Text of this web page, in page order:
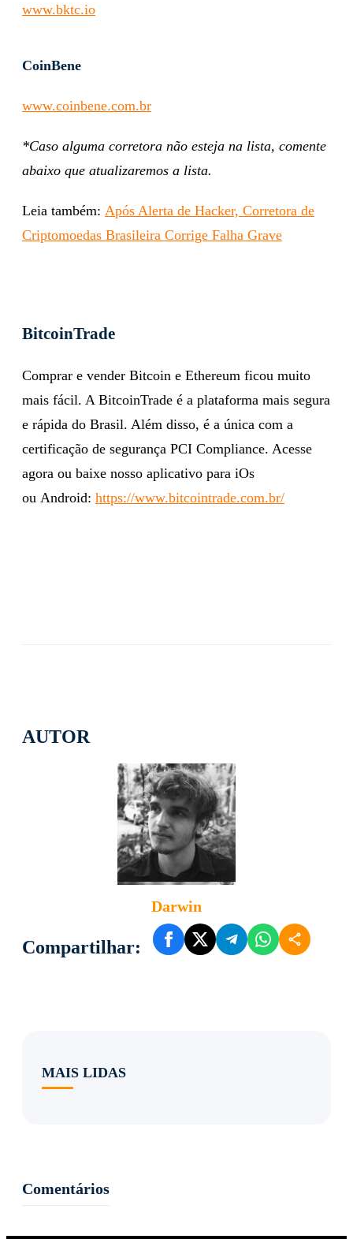
AUTOR
Darwin
Compartilhar:
www.bktc.io
CoinBene
www.coinbene.com.br
*Caso alguma corretora não esteja na lista, comente
abaixo que atualizaremos a lista.
Leia também: Após Alerta de Hacker, Corretora de
Criptomoedas Brasileira Corrige Falha Grave
BitcoinTrade
Comprar e vender Bitcoin e Ethereum ficou muito
mais fácil. A BitcoinTrade é a plataforma mais segura
e rápida do Brasil. Além disso, é a única com a
certificação de segurança PCI Compliance. Acesse
agora ou baixe nosso aplicativo para iOs
ou Android: https://www.bitcointrade.com.br/
MAIS LIDAS
Comentários